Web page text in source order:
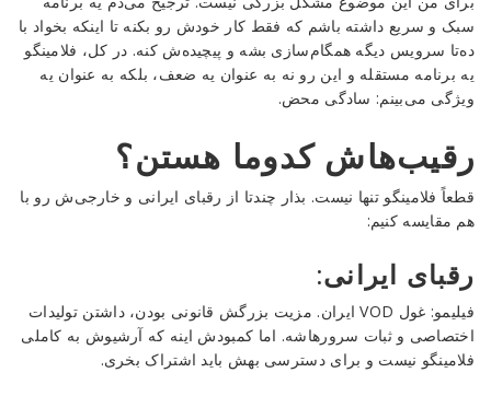
سبک و سریع داشته باشم که فقط کار خودش رو بکنه تا اینکه بخواد با
ده‌تا سرویس دیگه همگام‌سازی بشه و پیچیده‌ش کنه. در کل، فلامینگو
یه برنامه مستقله و این رو نه به عنوان یه ضعف، بلکه به عنوان یه
ویژگی می‌بینم: سادگی محض.
رقیب‌هاش کدوما هستن؟
قطعاً فلامینگو تنها نیست. بذار چندتا از رقبای ایرانی و خارجی‌ش رو با
هم مقایسه کنیم:
رقبای ایرانی:
فیلیمو: غول VOD ایران. مزیت بزرگش قانونی بودن، داشتن تولیدات
اختصاصی و ثبات سرورهاشه. اما کمبودش اینه که آرشیوش به کاملی
فلامینگو نیست و برای دسترسی بهش باید اشتراک بخری.